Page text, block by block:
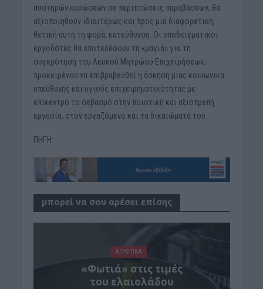
αυστηρών κυρώσεων σε περιπτώσεις παραβάσεων, θα
αξιοποιηθούν ιδιαιτέρως και προς μια διαφορετική,
θετική αυτή τη φορά, κατεύθυνση. Οι υποδειγματικοί
εργοδότες θα αποτελέσουν τη «μαγιά» για τη
συγκρότηση του Λευκού Μητρώου Επιχειρήσεων,
προκειμένου να επιβραβευθεί η άσκηση μιας κοινωνικά
υπεύθυνης και υγιούς επιχειρηματικότητας με
επίκεντρο το σεβασμό στην ποιοτική και αξιοπρεπή
εργασία, στον εργαζόμενο και τα δικαιώματά του.
ΠΗΓΗ:
μπορεί να σου αρέσει επίσης
ΑΓΡΟΤΙΚΑ
«Φωτιά» στις τιμές
του ελαιολάδου